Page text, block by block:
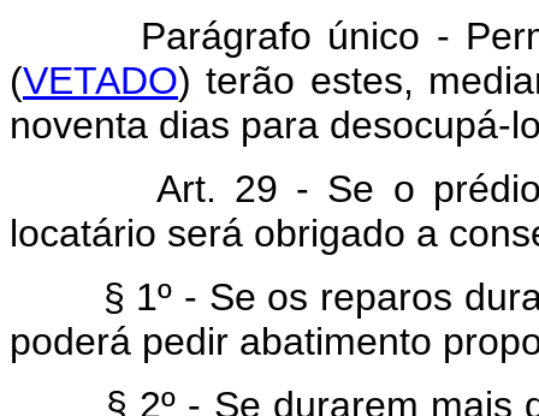
Parágrafo único -
(VETADO) terão estes,
noventa dias para desocupá-
Art. 29 - Se o prédio
locatário será obrigado a
§ 1º - Se os reparos
poderá pedir abatimento
§ 2º - Se durarem mais